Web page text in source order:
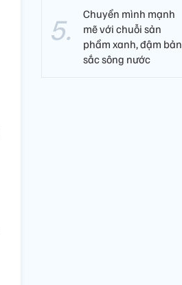
Chuyển mình mạnh
mẽ với chuỗi sản
phẩm xanh, đậm bản
sắc sông nước